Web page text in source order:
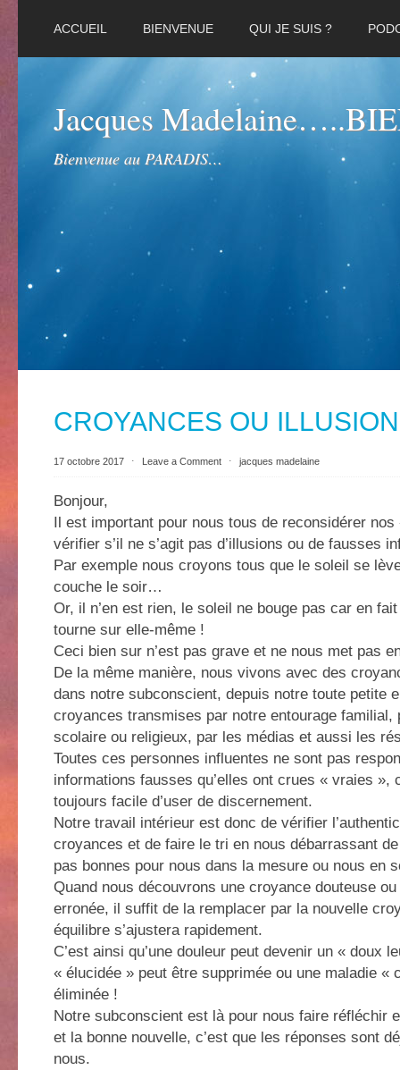
ACCUEIL BIENVENUE QUI JE SUIS ?
Jacques
Bienvenue au PARADIS…
CROYANCES OU
17 octobre 2017 ⋅ Leave a Comment ⋅ jacques madelaine
Bonjour,
Il est important pour nous tous de reconsidérer
vérifier s’il ne s’agit pas d’illusions ou de fausses
Par exemple nous croyons tous que le soleil se
couche le soir…
Or, il n’en est rien, le soleil ne bouge pas car en
tourne sur elle-même !
Ceci bien sur n’est pas grave et ne nous met pas
De la même manière, nous vivons avec des
dans notre subconscient, depuis notre toute petite
croyances transmises par notre entourage familial,
scolaire ou religieux, par les médias et aussi les
Toutes ces personnes influentes ne sont pas
informations fausses qu’elles ont crues « vraies »,
toujours facile d’user de discernement.
Notre travail intérieur est donc de vérifier
croyances et de faire le tri en nous débarrassant
pas bonnes pour nous dans la mesure ou nous en
Quand nous découvrons une croyance douteuse
erronée, il suffit de la remplacer par la nouvelle
équilibre s’ajustera rapidement.
C’est ainsi qu’une douleur peut devenir un « doux
« élucidée » peut être supprimée ou une maladie «
éliminée !
Notre subconscient est là pour nous faire réfléchir
et la bonne nouvelle, c’est que les réponses sont
nous.